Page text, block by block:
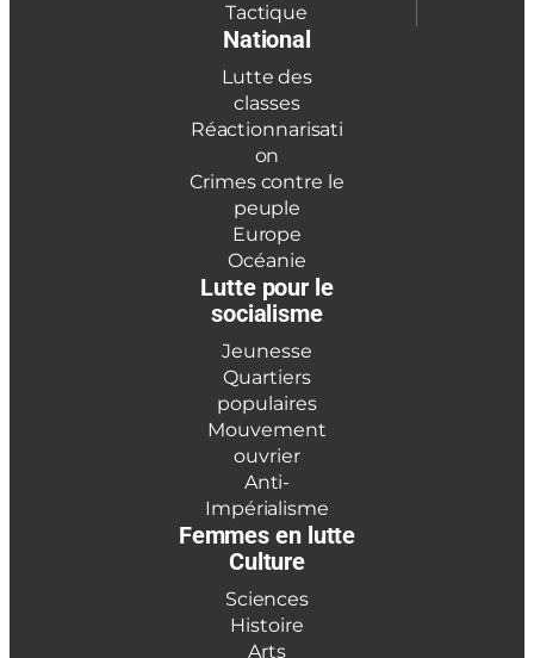
Tactique
National
Lutte des
classes
Réactionnarisati
on
Crimes contre le
peuple
Europe
Océanie
Lutte pour le
socialisme
Jeunesse
Quartiers
populaires
Mouvement
ouvrier
Anti-
Impérialisme
Femmes en lutte
Culture
Sciences
Histoire
Arts